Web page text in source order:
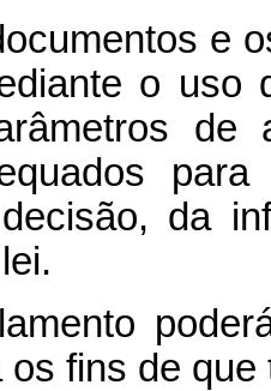
e
o uso
da
os fins de